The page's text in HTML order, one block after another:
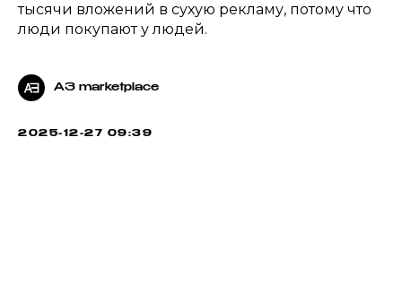
тысячи вложений в сухую рекламу, потому что
люди покупают у людей.
A3 marketplace
2025-12-27 09:39